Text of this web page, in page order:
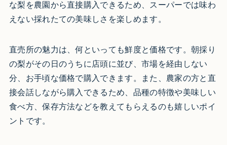
な梨を農園から直接購入できるため、スーパーでは味わ
えない採れたての美味しさを楽しめます。
直売所の魅力は、何といっても鮮度と価格です。朝採り
の梨がその日のうちに店頭に並び、市場を経由しない
分、お手頃な価格で購入できます。また、農家の方と直
接会話しながら購入できるため、品種の特徴や美味しい
食べ方、保存方法などを教えてもらえるのも嬉しいポイ
ントです。